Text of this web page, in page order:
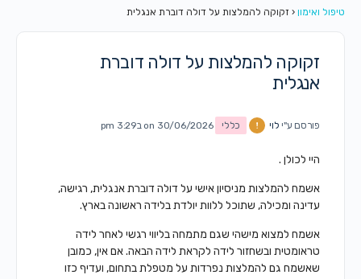
טיפול ואימון ‹ זקוקה להמלצות על דולה דוברת אנגלית
זקוקה להמלצות על דולה דוברת
אנגלית
פורסם ע"י לוי כללי on 30/06/2026 ב3:29 pm
היי לכולן .
אשמח להמלצות מניסיון אישי על דולה דוברת אנגלית, רגישה,
עדינה ומכילה, שתוכל ללוות יולדת בלידה ראשונה בארץ.
אשמח למצוא מישהי שגם מתמחה בליווי רגשי לאחר לידה
טראומטית ובשחזור לידה לקראת לידה הבאה. אם אין, כמובן
שאשמח גם להמלצות נפרדות על מטפלת בתחום, ועדיף כזו